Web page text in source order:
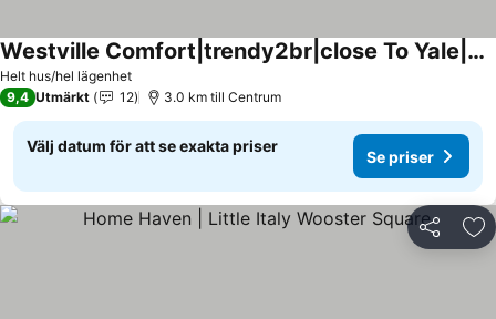
Helt hus/hel lägenhet
Westville Comfort|trendy2br|close To Yale|parking
Se priser
9,4 Utmärkt 12 3.0 km till Centrum
Välj datum för att se exakta priser
Se priser
Dela